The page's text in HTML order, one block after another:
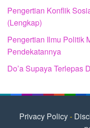
Pengertian Konflik
(Lengkap)
Pengertian Ilmu Politik
Pendekatannya
Do’a Supaya Terlepas
Privacy Policy-